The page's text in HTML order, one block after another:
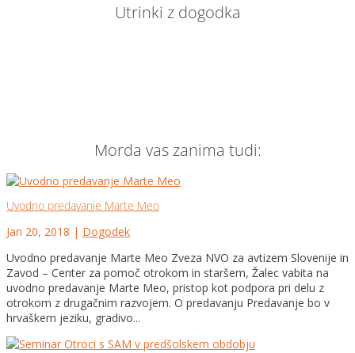
Utrinki z dogodka
Morda vas zanima tudi:
Uvodno predavanje Marte Meo
Jan 20, 2018 | Dogodek
Uvodno predavanje Marte Meo Zveza NVO za avtizem Slovenije in
Zavod – Center za pomoč otrokom in staršem, Žalec vabita na
uvodno predavanje Marte Meo, pristop kot podpora pri delu z
otrokom z drugačnim razvojem. O predavanju Predavanje bo v
hrvaškem jeziku, gradivo...